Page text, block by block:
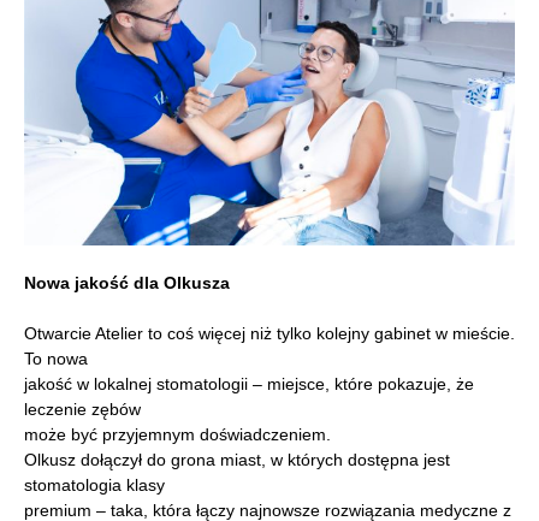
Nowa jakość dla Olkusza
Otwarcie Atelier to coś więcej niż tylko kolejny gabinet w mieście.
To nowa
jakość w lokalnej stomatologii – miejsce, które pokazuje, że
leczenie zębów
może być przyjemnym doświadczeniem.
Olkusz dołączył do grona miast, w których dostępna jest
stomatologia klasy
premium – taka, która łączy najnowsze rozwiązania medyczne z